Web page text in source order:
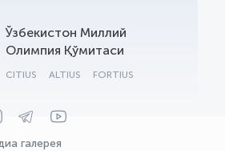
Ўзбекистон Миллий
Олимпия Қўмитаси
CITIUS ALTIUS FORTIUS
галерея
yordamchi